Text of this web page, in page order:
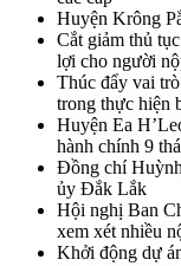
Huyện Krông
Cắt giảm thủ
lợi cho người
Thúc đẩy vai
trong thực hiện
Huyện Ea
hành chính 9
Đồng chí
ủy Đắk Lắk
Hội nghị Ban
xem xét nhiều
Khởi động dự